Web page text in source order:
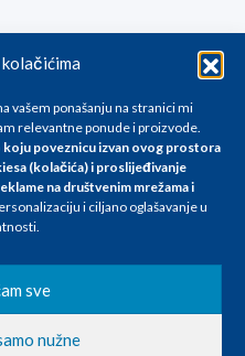
vašem ponašanju na stranici mi
relevantne ponude i proizvode.
poveznicu izvan ovog prostora
(kolačića) i proslijeđivanje
na društvenim mrežama i
i ciljano oglašavanje u
sve
nužne
obratite nam se na
karaktera i podložne su
u Eurima i uključuju PDV. Sve
Trudimo se dati što bolji
garantirati da su svi
štampanja te promjene